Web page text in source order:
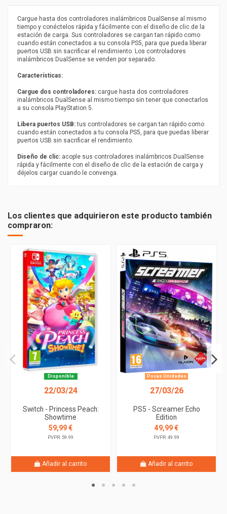
Cargue hasta dos controladores inalámbricos DualSense al mismo
tiempo y conéctelos rápida y fácilmente con el diseño de clic de la
estación de carga. Sus controladores se cargan tan rápido como
cuando están conectados a su consola PS5, para que pueda liberar
puertos USB sin sacrificar el rendimiento. Los controladores
inalámbricos DualSense se venden por separado.
Características:
Cargue dos controladores: cargue hasta dos controladores
inalámbricos DualSense al mismo tiempo sin tener que conectarlos
a su consola PlayStation 5.
Libera puertos USB:tus controladores se cargan tan rápido como
cuando están conectados a tu consola PS5, para que puedas liberar
puertos USB sin sacrificar el rendimiento.
Diseño de clic: acople sus controladores inalámbricos DualSense
rápida y fácilmente con el diseño de clic de la estación de carga y
déjelos cargar cuando le convenga.
Los clientes que adquirieron este producto también
compraron:
Disponible
22/03/24
Switch - Princess Peach:
Showtime
59,99 €
PVPR: 59.99
Añadir al carrito
Pocas Unidades
27/03/26
PS5 - Screamer Echo
Edition
49,99 €
PVPR: 49.99
Añadir al carrito